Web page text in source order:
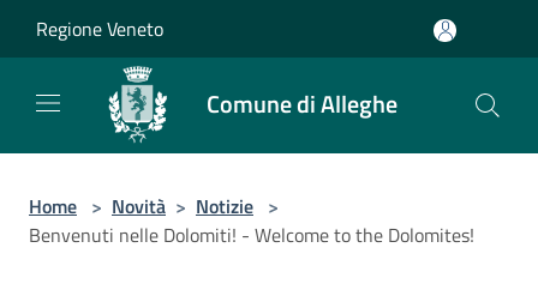
Regione Veneto
Comune di Alleghe
Home > Novità > Notizie >
Benvenuti nelle Dolomiti! - Welcome to the Dolomites!